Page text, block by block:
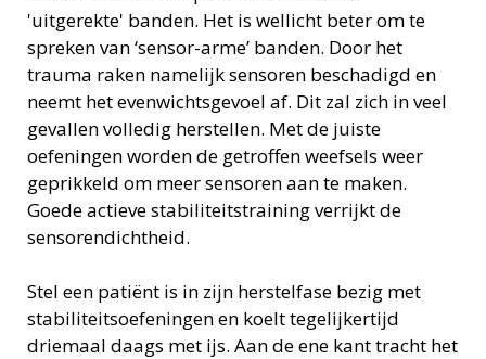
'uitgerekte' banden. Het is wellicht beter om te
spreken van ‘sensor-arme’ banden. Door het
trauma raken namelijk sensoren beschadigd en
neemt het evenwichtsgevoel af. Dit zal zich in veel
gevallen volledig herstellen. Met de juiste
oefeningen worden de getroffen weefsels weer
geprikkeld om meer sensoren aan te maken.
Goede actieve stabiliteitstraining verrijkt de
sensorendichtheid.
Stel een patiënt is in zijn herstelfase bezig met
stabiliteitsoefeningen en koelt tegelijkertijd
driemaal daags met ijs. Aan de ene kant tracht het